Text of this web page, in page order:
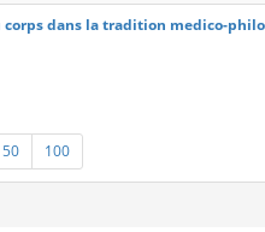
dans la tradition medico-
50 100